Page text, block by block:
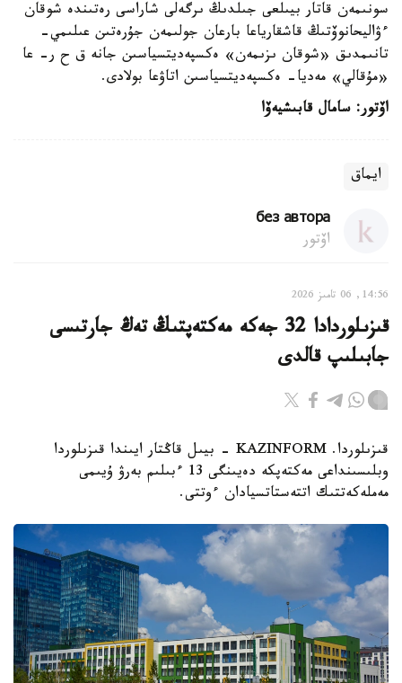
سونىمەن قاتار بيىلعى جىلدىڭ ىرگەلى شاراسى رەتىندە شوقان
ءۋاليحانوۆتىڭ قاشقارياعا بارعان جولىمەن جۇرەتىن عىلىمي-
تانىمدىق «شوقان ىزىمەن» ەكسپەديتسياسىن جانە ق ح ر- عا
«مۇقالي» مەديا- ەكسپەديتسياسىن اتاۋعا بولادى.
اۆتور: سامال قابىشيەۆا
ايماق
без автора
اۆتور
14:56, 06 تامىز 2026
قىزىلوردادا 32 جەكە مەكتەپتىڭ تەڭ جارتىسى
جابىلىپ قالدى
قىزىلوردا. KAZINFORM - بيىل قاڭتار ايىندا قىزىلوردا
وبلىسىنداعى مەكتەپكە دەيىنگى 13 ءبىلىم بەرۋ ۇيىمى
مەملەكەتتىك اتتەستاتسيادان ءوتتى.